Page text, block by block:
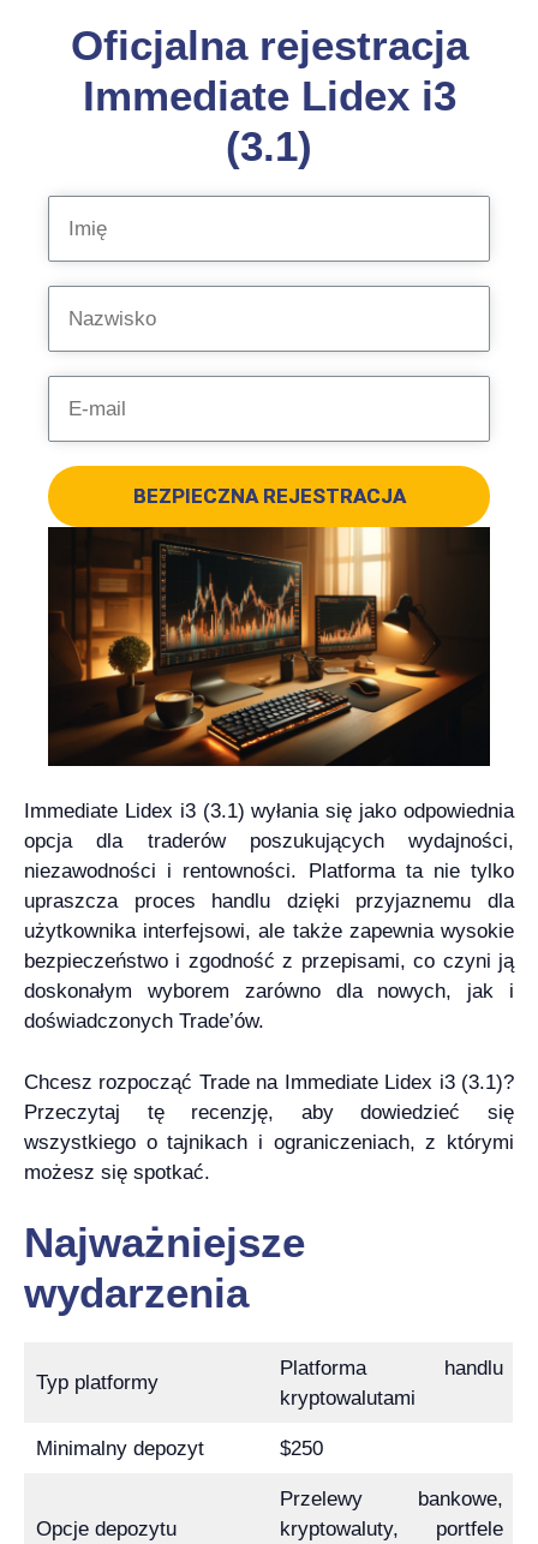
Oficjalna rejestracja
Immediate Lidex i3
(3.1)
BEZPIECZNA REJESTRACJA
Immediate Lidex i3 (3.1) wyłania się jako odpowiednia
opcja dla traderów poszukujących wydajności,
niezawodności i rentowności. Platforma ta nie tylko
upraszcza proces handlu dzięki przyjaznemu dla
użytkownika interfejsowi, ale także zapewnia wysokie
bezpieczeństwo i zgodność z przepisami, co czyni ją
doskonałym wyborem zarówno dla nowych, jak i
doświadczonych Trade’ów.
Chcesz rozpocząć Trade na Immediate Lidex i3 (3.1)?
Przeczytaj tę recenzję, aby dowiedzieć się
wszystkiego o tajnikach i ograniczeniach, z którymi
możesz się spotkać.
Najważniejsze
wydarzenia
Typ platformy
Platforma handlu
kryptowalutami
Minimalny depozyt $250
Opcje depozytu
Przelewy bankowe,
kryptowaluty, portfele